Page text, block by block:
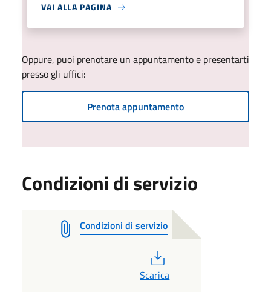
VAI ALLA PAGINA
Oppure, puoi prenotare un appuntamento e presentarti
presso gli uffici:
Prenota appuntamento
Condizioni di servizio
Condizioni di servizio
Scarica